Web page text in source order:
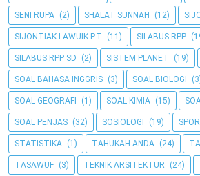
SENI RUPA (2) SHALAT SUNNAH (12)
SIJONTIAK LAWUIK P.T (11) SILABUS RPP
SILABUS RPP SD (2) SISTEM PLANET (19)
SOAL BAHASA INGGRIS (3) SOAL BIOLOGI
SOAL GEOGRAFI (1) SOAL KIMIA (15)
SOAL PENJAS (32) SOSIOLOGI (19)
STATISTIKA (1) TAHUKAH ANDA (24)
TASAWUF (3) TEKNIK ARSITEKTUR (24)